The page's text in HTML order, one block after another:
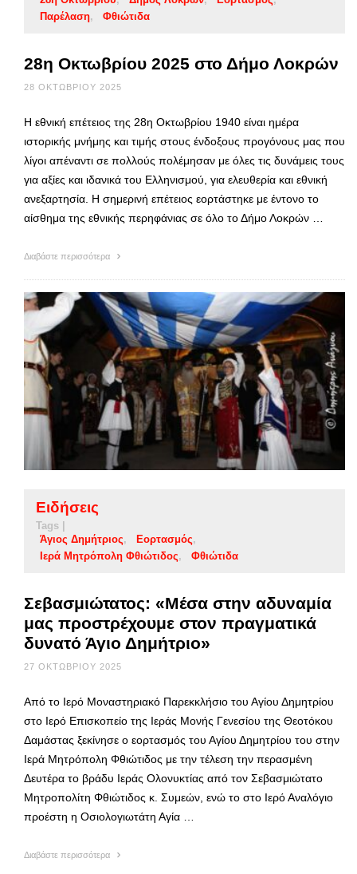
Παρέλαση
Φθιώτιδα
28η Οκτωβρίου 2025 στο Δήμο Λοκρών
28 ΟΚΤΩΒΡΊΟΥ 2025
Η εθνική επέτειος της 28η Οκτωβρίου 1940 είναι ημέρα
ιστορικής μνήμης και τιμής στους ένδοξους προγόνους μας που
λίγοι απέναντι σε πολλούς πολέμησαν με όλες τις δυνάμεις τους
για αξίες και ιδανικά του Ελληνισμού, για ελευθερία και εθνική
ανεξαρτησία. Η σημερινή επέτειος εορτάστηκε με έντονο το
αίσθημα της εθνικής περηφάνιας σε όλο το Δήμο Λοκρών …
Διαβάστε περισσότερα
Ειδήσεις
Tags |
Άγιος Δημήτριος
Εορτασμός
Ιερά Μητρόπολη Φθιώτιδος
Φθιώτιδα
Σεβασμιώτατος: «Μέσα στην αδυναμία
μας προστρέχουμε στον πραγματικά
δυνατό Άγιο Δημήτριο»
27 ΟΚΤΩΒΡΊΟΥ 2025
Από το Ιερό Μοναστηριακό Παρεκκλήσιο του Αγίου Δημητρίου
στο Ιερό Επισκοπείο της Ιεράς Μονής Γενεσίου της Θεοτόκου
Δαμάστας ξεκίνησε ο εορτασμός του Αγίου Δημητρίου του στην
Ιερά Μητρόπολη Φθιώτιδος με την τέλεση την περασμένη
Δευτέρα το βράδυ Ιεράς Ολονυκτίας από τον Σεβασμιώτατο
Μητροπολίτη Φθιώτιδος κ. Συμεών, ενώ το στο Ιερό Αναλόγιο
προέστη η Οσιολογιωτάτη Αγία …
Διαβάστε περισσότερα